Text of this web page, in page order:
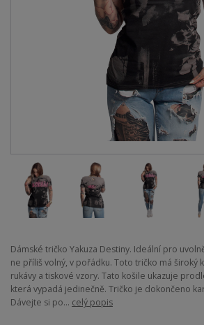
Dámské tričko Yakuza Destiny. Ideální pro
ne příliš volný, v pořádku. Toto tričko má široký
rukávy a tiskové vzory. Tato košile ukazuje
která vypadá jedinečně. Tričko je dokončeno
Dávejte si po... celý popis